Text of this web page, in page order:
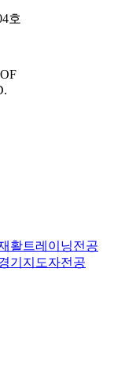
호
활트레이닝전공
기지도자전공